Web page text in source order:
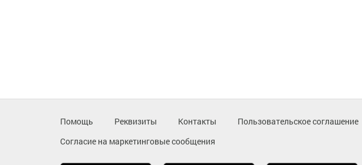
Помощь Реквизиты Контакты Пользовательское соглашение
Согласие на маркетинговые сообщения